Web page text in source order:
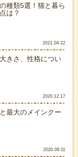
種類5選！猫と暮ら
は？
2021.04.22
きさ、性格につい
2020.12.17
最大のメインクー
2020.09.11